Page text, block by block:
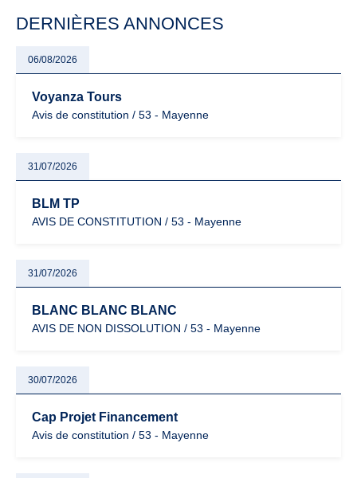
DERNIÈRES ANNONCES
06/08/2026
Voyanza Tours
Avis de constitution / 53 - Mayenne
31/07/2026
BLM TP
AVIS DE CONSTITUTION / 53 - Mayenne
31/07/2026
BLANC BLANC BLANC
AVIS DE NON DISSOLUTION / 53 - Mayenne
30/07/2026
Cap Projet Financement
Avis de constitution / 53 - Mayenne